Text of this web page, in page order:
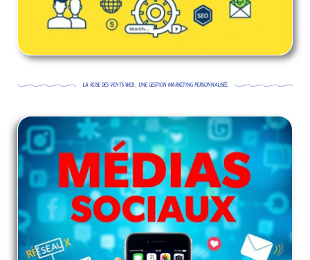
LA ROSE DES VENTS WEB , UNE GESTION MARKETING PERSONNALISÉE